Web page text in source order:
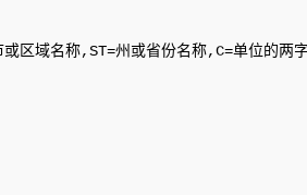
区域名称,ST=州或省份名称,C=单位的两